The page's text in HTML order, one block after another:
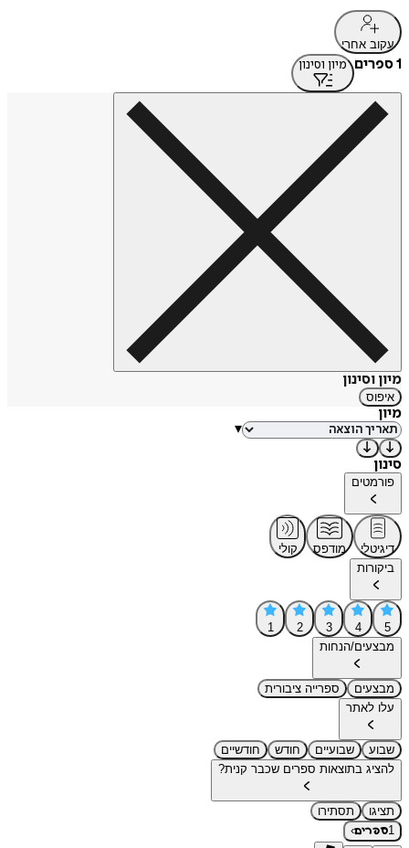
עקוב אחרי
1 ספרים מיון וסינון
מיון וסינון
איפוס
מיון
▾
סינון
פורמטים
דיגיטלי מודפס
קולי
ביקורות
5
4
3
2
1
מבצעים/הנחות
מבצעים
ספרייה ציבורית
עלו לאתר
שבוע שבועיים חודש
חודשיים
להציג בתוצאות ספרים שכבר קנית?
תציגו
תסתירו
1ספרים›